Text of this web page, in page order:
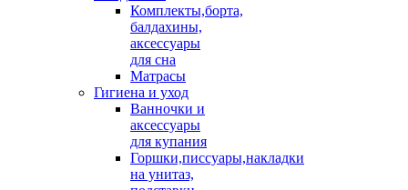
Комплекты,борта,
балдахины,
аксессуары
для сна
Матрасы
Гигиена и уход
Ванночки и
аксессуары
для купания
Горшки,писсуары,накладки
на унитаз,